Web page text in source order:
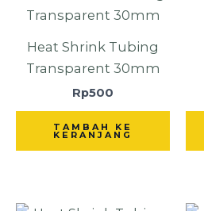
Heat Shrink Tubing
Transparent 30mm
Rp500
TAMBAH KE
KERANJANG